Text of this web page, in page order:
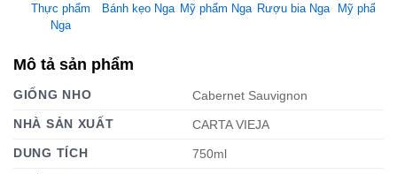
Thực phẩm
Nga
Bánh kẹo Nga Mỹ phẩm Nga Rượu bia Nga Mỹ phẩm
Mô tả sản phẩm
GIỐNG NHO
Cabernet Sauvignon
NHÀ SẢN XUẤT
CARTA VIEJA
DUNG TÍCH
750ml